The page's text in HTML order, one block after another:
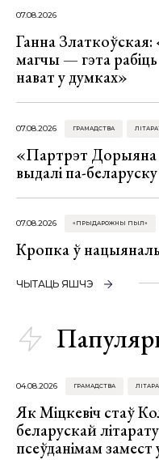
07.08.2026
Ганна Златкоўская:
магчы — гэта рабіць
нават у думках»
07.08.2026 ГРАМАДСТВА
«Партрэт Дорыяна
выдалі па-беларуску
07.08.2026 «ПРЫДАРОЖНЫ ПЫЛ»
Кропка ў
ЧЫТАЦЬ ЯШЧЭ
04.08.2026 ГРАМАДСТВА
Як Міцкевіч стаў
беларускай
псеўданімам замест